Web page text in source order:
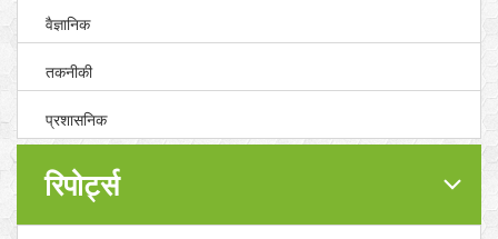
वैज्ञानिक
तकनीकी
प्रशासनिक
रिपोर्ट्स